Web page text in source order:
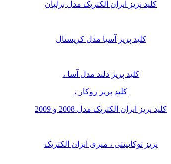
کلید پریز ایران الکتریک مدل برلیان
کلید پریز آسیا مدل کریستال
کلید پریز دلند مدل آسا ،
کلید پریز روکار ،
کلید پریز ایران الکتریک مدل 2008 و 2009
پریز توکابینتی ، میزی ایران الکتریک